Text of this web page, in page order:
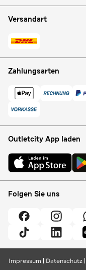
Versandart
Zahlungsarten
Outletcity App laden
Folgen Sie uns
Impressum Datenschutz